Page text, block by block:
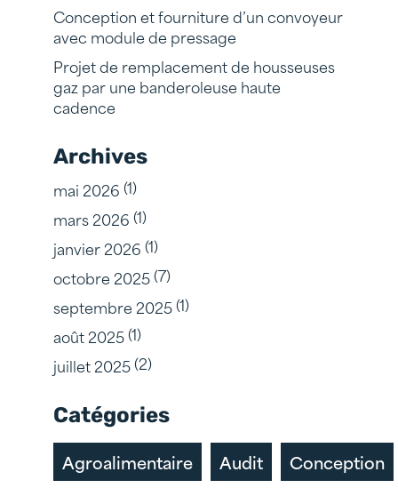
Conception et fourniture d’un convoyeur
avec module de pressage
Projet de remplacement de housseuses
gaz par une banderoleuse haute
cadence
Archives
mai 2026 (1)
mars 2026 (1)
janvier 2026 (1)
octobre 2025(7)
septembre 2025(1)
août 2025(1)
juillet 2025(2)
Catégories
Agroalimentaire
Audit Conception